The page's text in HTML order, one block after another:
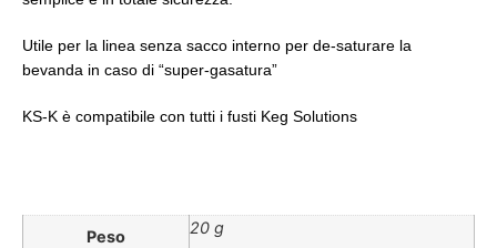
Utile per la linea senza sacco interno per de-saturare la
bevanda in caso di “super-gasatura”
KS-K è compatibile con tutti i fusti Keg Solutions
Peso 20 g